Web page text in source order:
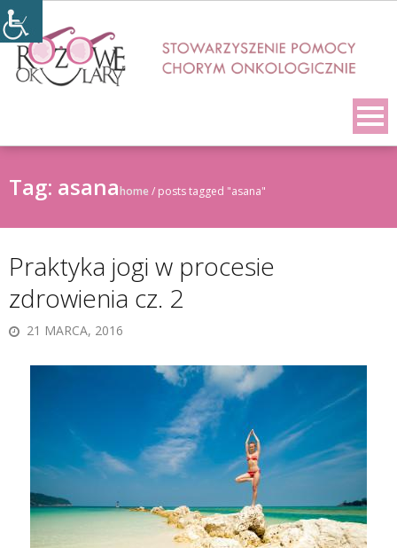
Skip
to
content
Tag: asanahome / posts tagged "asana"
Praktyka jogi w procesie
zdrowienia cz. 2
21 MARCA, 2016